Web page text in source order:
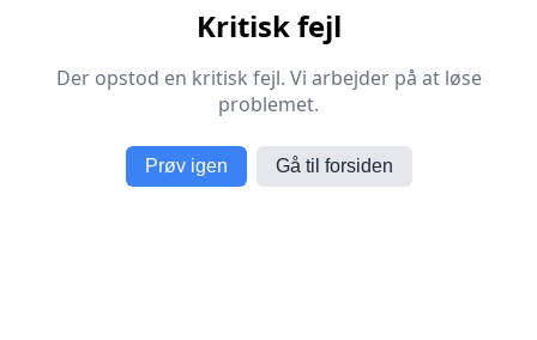
Kritisk fejl
Der opstod en kritisk fejl. Vi arbejder på at løse
problemet.
Prøv igen Gå til forsiden